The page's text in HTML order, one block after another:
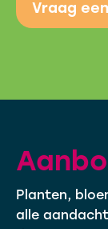
Vraag
Planten,
alle